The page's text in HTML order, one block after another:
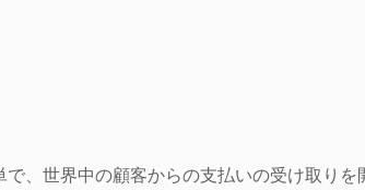
、世界中の顧客からの支払いの受け取りを